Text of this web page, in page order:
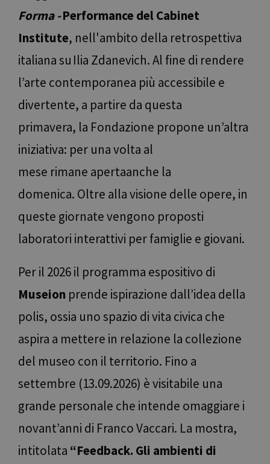
Forma -Performance del Cabinet
Institute, nell'ambito della retrospettiva
italiana su Ilia Zdanevich. Al fine di rendere
l’arte contemporanea più accessibile e
divertente, a partire da questa
primavera, la Fondazione propone un’altra
iniziativa: per una volta al
mese rimane apertaanche la
domenica. Oltre alla visione delle opere, in
queste giornate vengono proposti
laboratori interattivi per famiglie e giovani.
Per il 2026 il programma espositivo di
Museion prende ispirazione dall’idea della
polis, ossia uno spazio di vita civica che
aspira a mettere in relazione la collezione
del museo con il territorio. Fino a
settembre (13.09.2026) è visitabile una
grande personale che intende omaggiare i
novant’anni di Franco Vaccari. La mostra,
intitolata “Feedback. Gli ambienti di